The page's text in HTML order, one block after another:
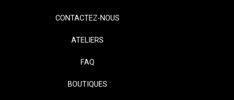
CONTACTEZ-NOUS
ATELIERS
FAQ
BOUTIQUES